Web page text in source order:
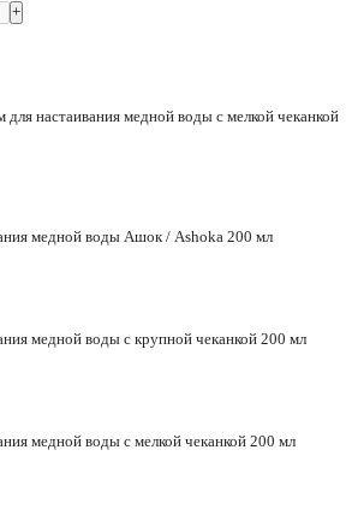
настаивания медной воды с мелкой чеканкой
медной воды Ашок / Ashoka 200 мл
медной воды с крупной чеканкой 200 мл
медной воды с мелкой чеканкой 200 мл